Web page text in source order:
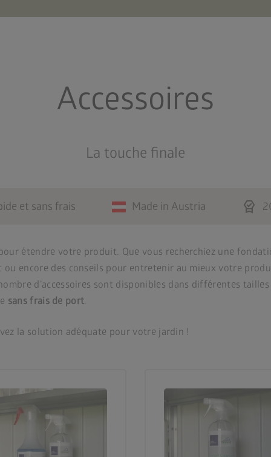
Accessoires
La touche finale
et sans frais Made in Austria editor_choice
étendre votre produit. Que vous recherchiez une
ou encore des conseils pour entretenir au mieux votre
d’accessoires sont disponibles dans différentes
sans frais de port.
la solution adéquate pour votre jardin !